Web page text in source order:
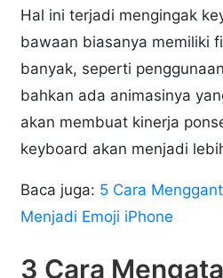
Hal ini terjadi mengingak
bawaan biasanya memiliki
banyak, seperti
bahkan ada animasinya
akan membuat kinerja
keyboard akan menjadi
Baca juga: 5 Cara
Menjadi Emoji iPhone
3 Cara